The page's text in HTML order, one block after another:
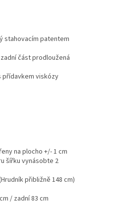
stahovacím patentem
část prodloužená
přídavkem viskózy
na plocho +/- 1 cm
šířku vynásobte 2
přibližně 148 cm)
/ zadní 83 cm